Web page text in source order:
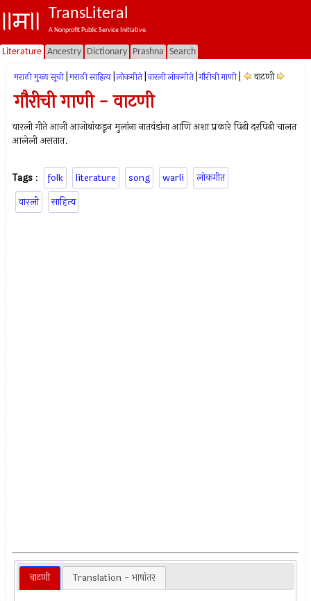
TransLiteral
A Nonprofit Public Service Initiative.
Literature Ancestry Dictionary Prashna Search
मराठी मुख्य सूची मराठी साहित्य लोकगीते वारली लोकगीते गौरीची गाणी वाटणी
गौरीची गाणी - वाटणी
वारली गीते आजी आजोबांकडून मुलांना नातवंडांना आणि अशा प्रकारे पिढी दरपिढी चालत
आलेली असतात.
Tags : folk literature song warli
लोकगीत
वारली
साहित्य
वाटणी Translation - भाषांतर